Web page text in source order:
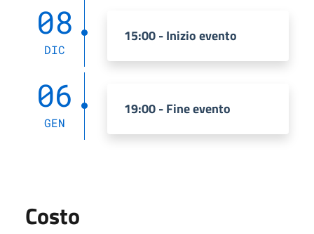
08
DIC
15:00 - Inizio evento
06
GEN
19:00 - Fine evento
Costo